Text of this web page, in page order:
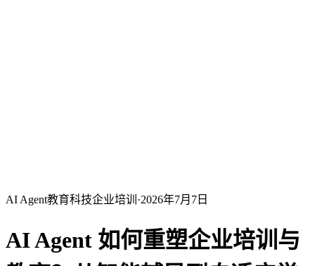
AI Agent教育科技企业培训 ·2026年7月7日
AI Agent 如何重塑企业培训与